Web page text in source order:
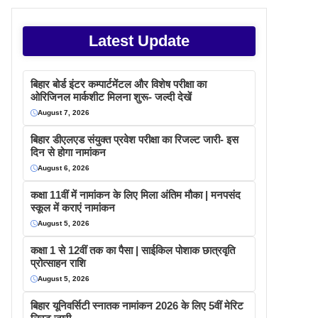
Latest Update
बिहार बोर्ड इंटर कम्पार्टमेंटल और विशेष परीक्षा का
ओरिजिनल मार्कशीट मिलना शुरू- जल्दी देखें
August 7, 2026
बिहार डीएलएड संयुक्त प्रवेश परीक्षा का रिजल्ट जारी- इस
दिन से होगा नामांकन
August 6, 2026
कक्षा 11वीं में नामांकन के लिए मिला अंतिम मौका | मनपसंद
स्कूल में कराएं नामांकन
August 5, 2026
कक्षा 1 से 12वीं तक का पैसा | साईकिल पोशाक छात्रवृति
प्रोत्साहन राशि
August 5, 2026
बिहार यूनिवर्सिटी स्नातक नामांकन 2026 के लिए 5वीं मेरिट